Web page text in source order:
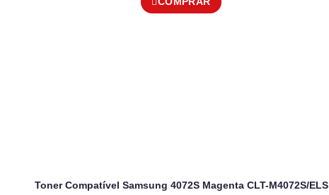
Toner Compatível Samsung 4072S Magenta CLT-M4072S/ELS